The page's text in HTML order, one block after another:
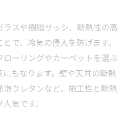
スや樹脂サッシ、断熱性の高
で、冷気の侵入を防げます。
ーリングやカーペットを選ぶ
もなります。壁や天井の断熱
ウレタンなど、施工性と断熱
気です。